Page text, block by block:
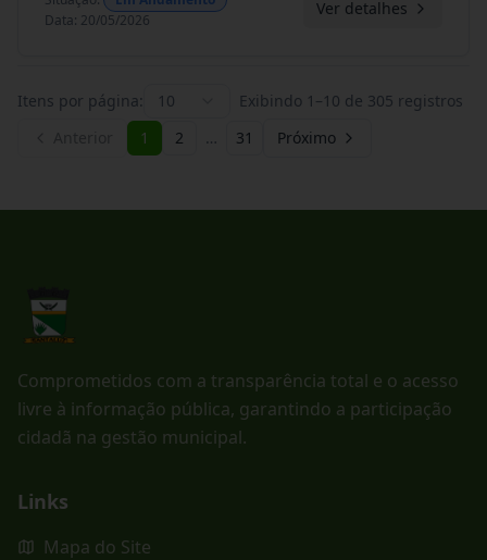
Data: 20/05/2026
Ver detalhes
Itens por página: 10 Exibindo 1 –10 de 305 registros
1 2 … 31 Próximo
Comprometidos com a transparência total e o acesso
livre à informação pública, garantindo a participação
cidadã na gestão municipal.
Links
Mapa do Site